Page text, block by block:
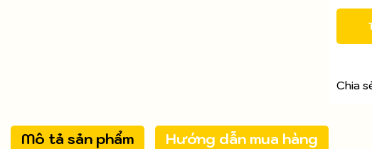
Chia
Mô tả sản phẩm Hướng dẫn mua hàng